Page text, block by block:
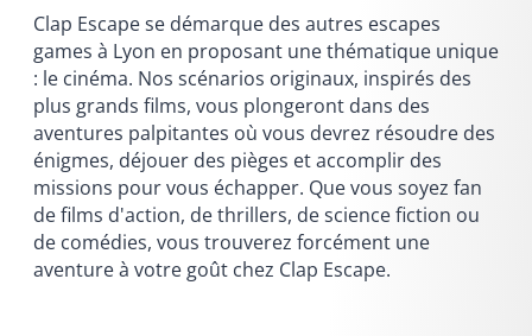
Clap Escape se démarque des autres escapes
games à Lyon en proposant une thématique unique
: le cinéma. Nos scénarios originaux, inspirés des
plus grands films, vous plongeront dans des
aventures palpitantes où vous devrez résoudre des
énigmes, déjouer des pièges et accomplir des
missions pour vous échapper. Que vous soyez fan
de films d'action, de thrillers, de science fiction ou
de comédies, vous trouverez forcément une
aventure à votre goût chez Clap Escape.